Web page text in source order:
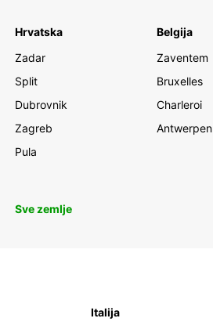
Hrvatska
Zadar
Split
Dubrovnik
Zagreb
Pula
Belgija
Zaventem
Bruxelles
Charleroi
Antwerpen
Sve zemlje
Italija